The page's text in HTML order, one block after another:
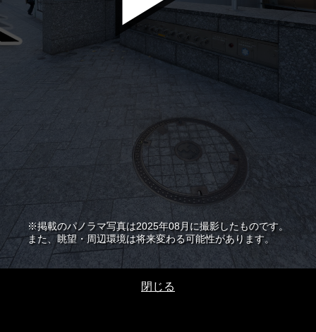
閉じる
※掲載のパノラマ写真は2025年08月に撮影したものです。
また、眺望・周辺環境は将来変わる可能性があります。